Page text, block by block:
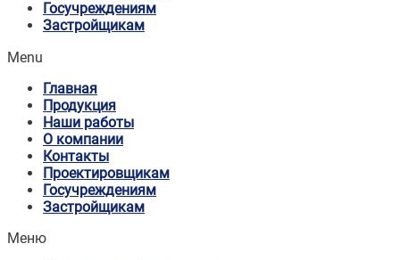
Госучреждениям
Застройщикам
Menu
Главная
Продукция
Наши работы
О компании
Контакты
Проектировщикам
Госучреждениям
Застройщикам
Меню